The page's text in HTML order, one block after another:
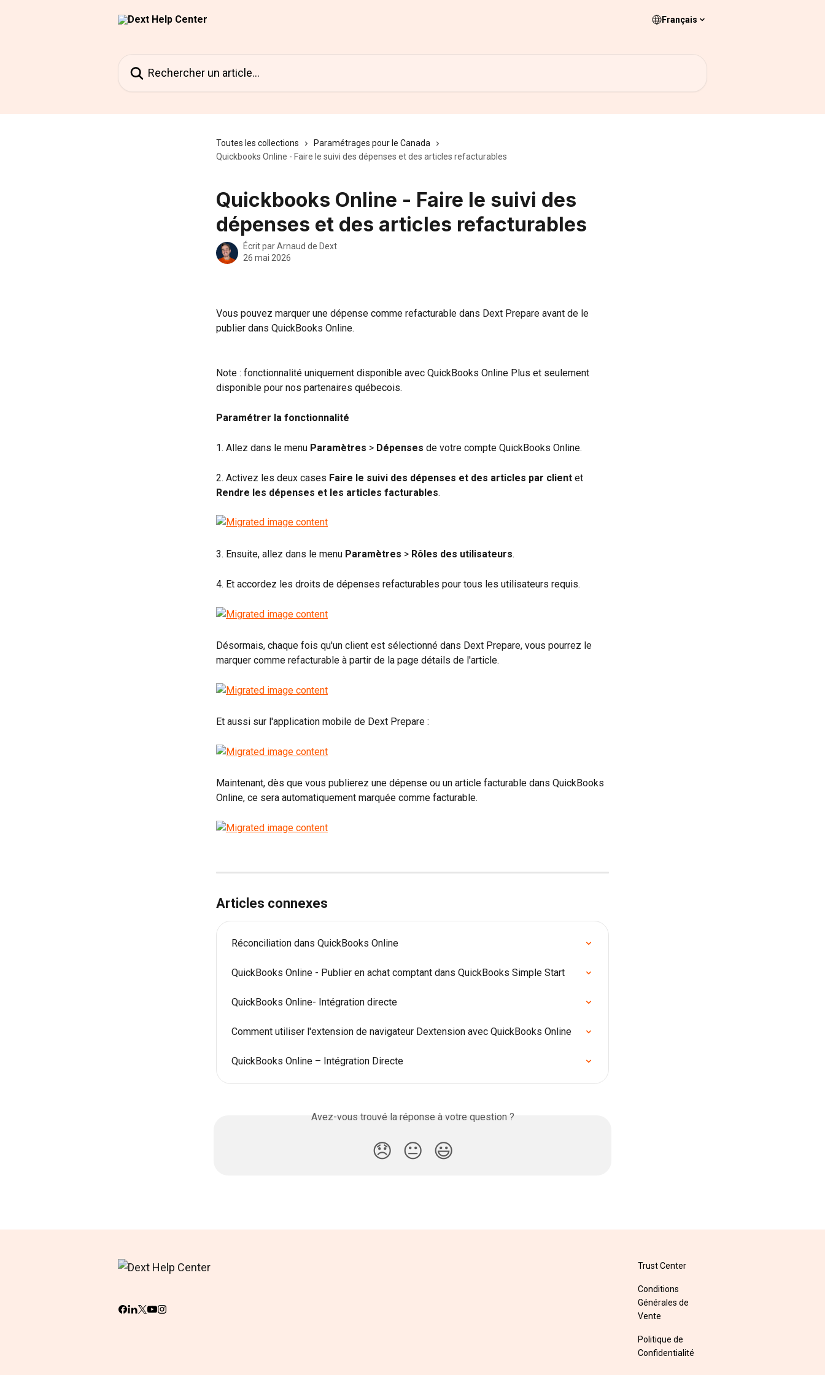
Français
Toutes les collections
Paramétrages pour le Canada
Quickbooks Online - Faire le suivi des dépenses et des articles refacturables
Quickbooks Online - Faire le suivi des
dépenses et des articles refacturables
Écrit parArnaud de Dext
26 mai 2026
Vous pouvez marquer une dépense comme refacturable dans Dext Prepare avant de le
publier dans QuickBooks Online.
Note : fonctionnalité uniquement disponible avec QuickBooks Online Plus et seulement
disponible pour nos partenaires québecois.
Paramétrer la fonctionnalité
1. Allez dans le menu Paramètres > Dépenses de votre compte QuickBooks Online.
2. Activez les deux cases Faire le suivi des dépenses et des articles par client et
Rendre les dépenses et les articles facturables.
3. Ensuite, allez dans le menu Paramètres > Rôles des utilisateurs.
4. Et accordez les droits de dépenses refacturables pour tous les utilisateurs requis.
Désormais, chaque fois qu'un client est sélectionné dans Dext Prepare, vous pourrez le
marquer comme refacturable à partir de la page détails de l'article.
Et aussi sur l'application mobile de Dext Prepare :
Maintenant, dès que vous publierez une dépense ou un article facturable dans QuickBooks
Online, ce sera automatiquement marquée comme facturable.
Articles connexes
Réconciliation dans QuickBooks Online
QuickBooks Online - Publier en achat comptant dans QuickBooks Simple Start
QuickBooks Online- Intégration directe
Comment utiliser l'extension de navigateur Dextension avec QuickBooks Online
QuickBooks Online – Intégration Directe
Avez-vous trouvé la réponse à votre question ?
😞 😐 😃
Trust Center
Conditions
Générales de
Vente
Politique de
Confidentialité